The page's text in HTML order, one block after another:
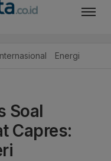
Energi
Soal
Capres: